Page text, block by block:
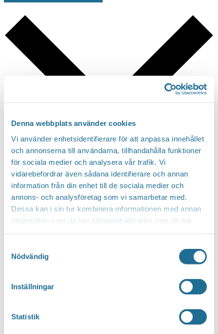
Denna webbplats använder cookies
Vi använder enhetsidentifierare för att anpassa innehållet
och annonserna till användarna, tillhandahålla funktioner
för sociala medier och analysera vår trafik. Vi
vidarebefordrar även sådana identifierare och annan
information från din enhet till de sociala medier och
annons- och analysföretag som vi samarbetar med.
Dessa kan i sin tur kombinera informationen med annan
information som du har tillhandahållit eller som de har
Nödvändig
Inställningar
Statistik
Google Kalender
iCalendar
Outlook 365
Outlook Live
Plats: Equmeniakyrkan Motala